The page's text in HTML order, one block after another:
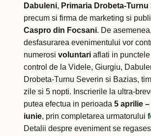
Dabuleni, Primaria Drobeta-Turnu
precum si firma de marketing si
Caspro din Focsani. De
desfasurarea evenimentului vor
numerosi voluntari aflati in
control de la Videle, Giurgiu,
Drobeta-Turnu Severin si Bazias,
zile si 5 nopti. Inscrierile la ultra-
putea efectua in perioada 5 aprilie –
iunie, prin completarea urmatorului
Detalii despre eveniment se